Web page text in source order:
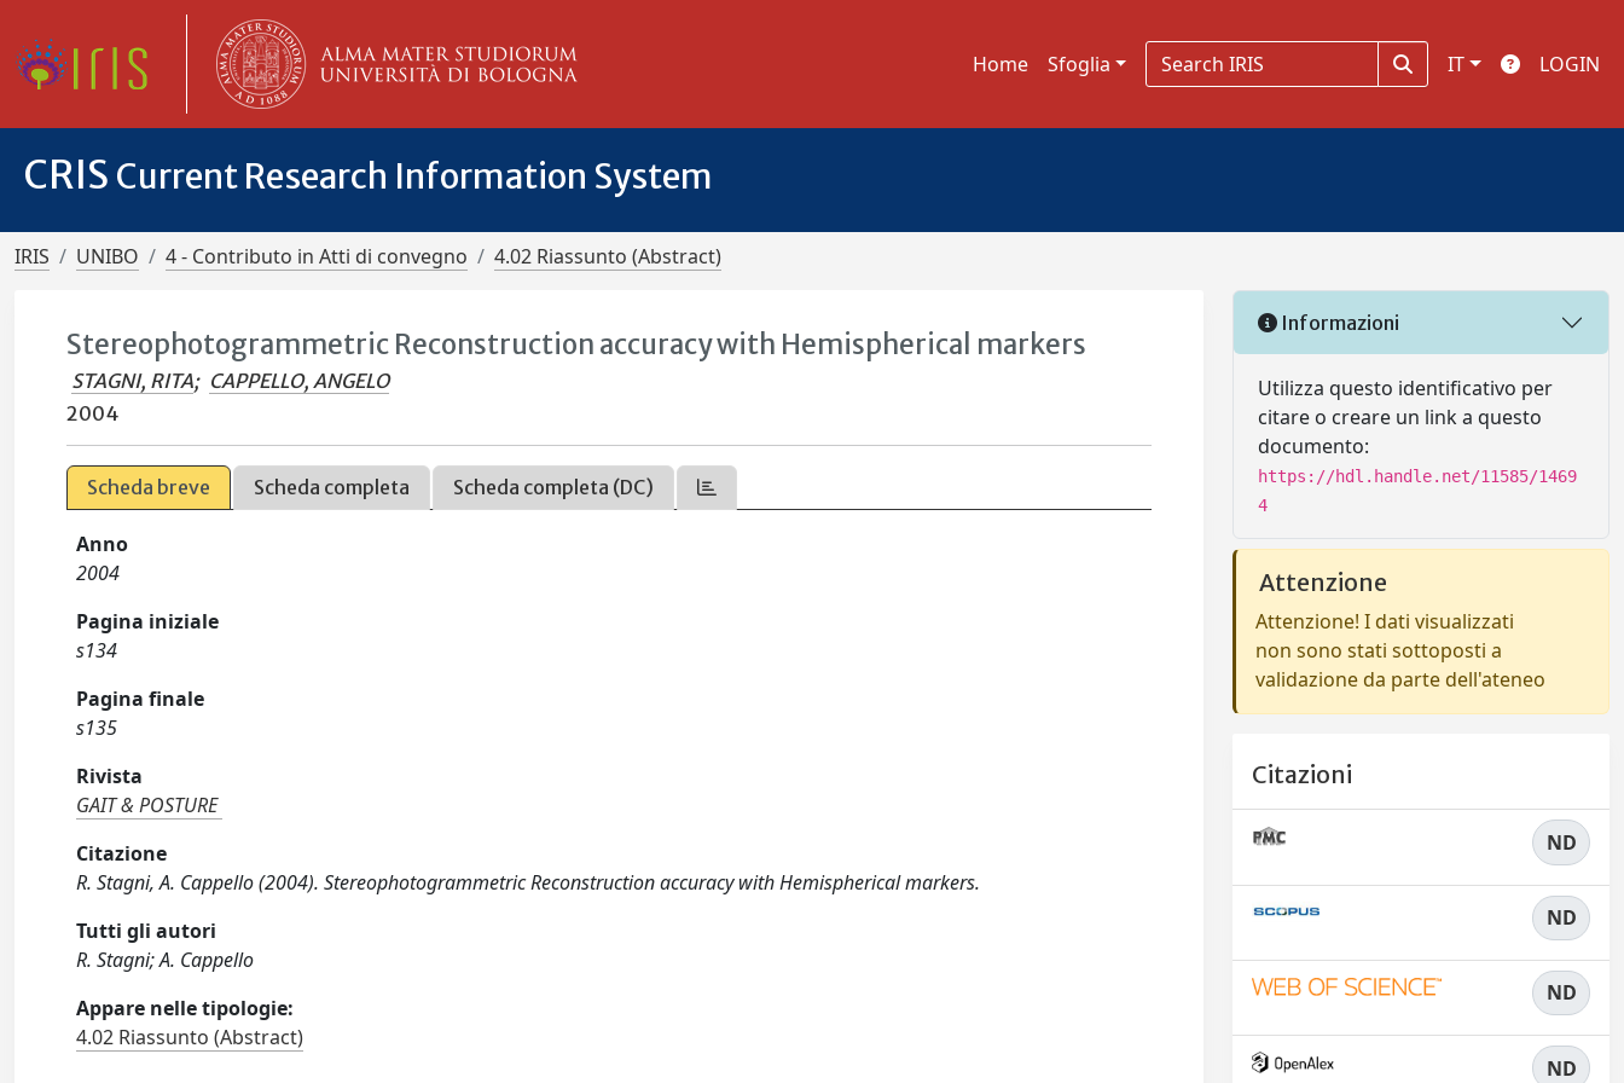
Home Sfoglia IT LOGIN
CRIS Current Research Information System
IRIS UNIBO 4 - Contributo in Atti di convegno 4.02 Riassunto (Abstract)
Stereophotogrammetric Reconstruction accuracy with Hemispherical markers
STAGNI, RITA; CAPPELLO, ANGELO
2004
Scheda breve Scheda completa Scheda completa (DC)
Anno
2004
Pagina iniziale
s134
Pagina finale
s135
Rivista
GAIT & POSTURE
Citazione
R. Stagni, A. Cappello (2004). Stereophotogrammetric Reconstruction accuracy with Hemispherical markers.
Tutti gli autori
R. Stagni; A. Cappello
Appare nelle tipologie:
4.02 Riassunto (Abstract)
Informazioni
Utilizza questo identificativo per
citare o creare un link a questo
documento:
https://hdl.handle.net/11585/1469
4
Attenzione
Attenzione! I dati visualizzati
non sono stati sottoposti a
validazione da parte dell'ateneo
Citazioni
ND
ND
ND
ND